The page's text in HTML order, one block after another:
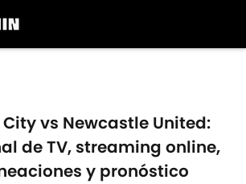
vs Newcastle United:
de TV, streaming online,
y pronóstico